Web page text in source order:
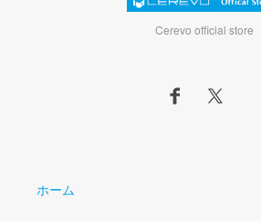
Cerevo official store
ホーム